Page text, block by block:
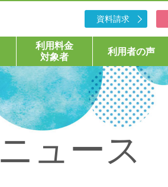
資料請求
利用料金
対象者
利用者の声
ニュース